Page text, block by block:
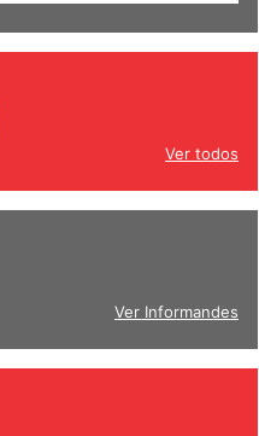
Ver todos
Ver Informandes